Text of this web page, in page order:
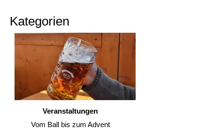
Kategorien
Veranstaltungen
Vom Ball bis zum Advent